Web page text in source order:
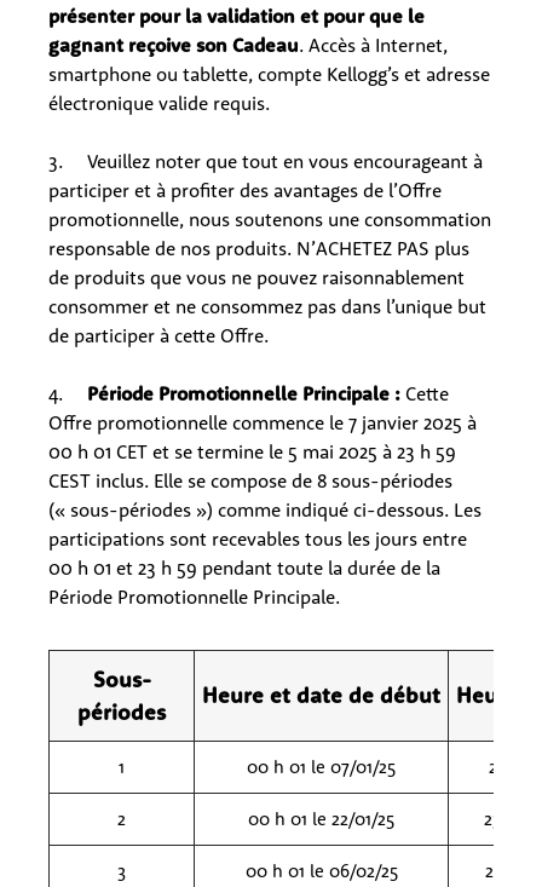
présenter pour la validation et pour que le
gagnant reçoive son Cadeau. Accès à Internet,
smartphone ou tablette, compte Kellogg’s et adresse
électronique valide requis.
3. Veuillez noter que tout en vous encourageant à
participer et à profiter des avantages de l’Offre
promotionnelle, nous soutenons une consommation
responsable de nos produits. N’ACHETEZ PAS plus
de produits que vous ne pouvez raisonnablement
consommer et ne consommez pas dans l’unique but
de participer à cette Offre.
4. Période Promotionnelle Principale : Cette
Offre promotionnelle commence le 7 janvier 2025 à
00 h 01 CET et se termine le 5 mai 2025 à 23 h 59
CEST inclus. Elle se compose de 8 sous-périodes
(« sous-périodes ») comme indiqué ci-dessous. Les
participations sont recevables tous les jours entre
00 h 01 et 23 h 59 pendant toute la durée de la
Période Promotionnelle Principale.
Sous-
périodes
Heure et date de début Heure
1 00 h 01 le 07/01/25 23 h
2 00 h 01 le 22/01/25 23 h
3 00 h 01 le 06/02/25 23 h